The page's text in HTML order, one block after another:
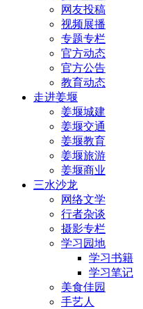
网友投稿
视频展播
专题专栏
官方动态
官方公告
教育动态
走进姜堰
姜堰城建
姜堰交通
姜堰教育
姜堰旅游
姜堰商业
三水沙龙
网络文学
行者杂谈
摄影专栏
学习园地
学习书籍
学习笔记
美食佳园
手艺人